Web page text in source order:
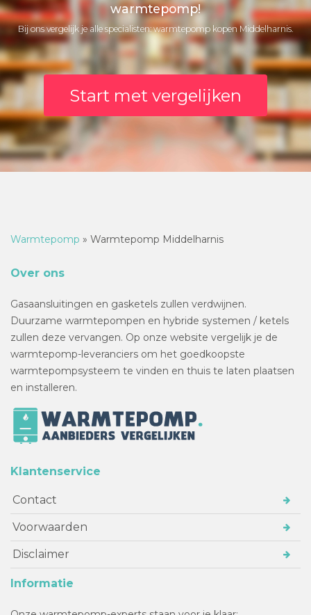
warmtepomp!
Bij ons vergelijk je alle specialisten: warmtepomp kopen Middelharnis.
Start met vergelijken
Warmtepomp » Warmtepomp Middelharnis
Over ons
Gasaansluitingen en gasketels zullen verdwijnen.
Duurzame warmtepompen en hybride systemen / ketels
zullen deze vervangen. Op onze website vergelijk je de
warmtepomp-leveranciers om het goedkoopste
warmtepompsysteem te vinden en thuis te laten plaatsen
en installeren.
Klantenservice
Contact
Voorwaarden
Disclaimer
Informatie